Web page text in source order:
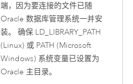
端，因为要连接的文件已随
Oracle 数据库管理系统一并安
装。 确保 LD_LIBRARY_PATH
(Linux) 或 PATH (Microsoft
Windows) 系统变量已设置为
Oracle 主目录。